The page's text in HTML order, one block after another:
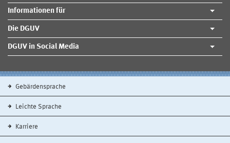
Informationen für
Die DGUV
DGUV in Social Media
Gebärdensprache
Leichte Sprache
Karriere